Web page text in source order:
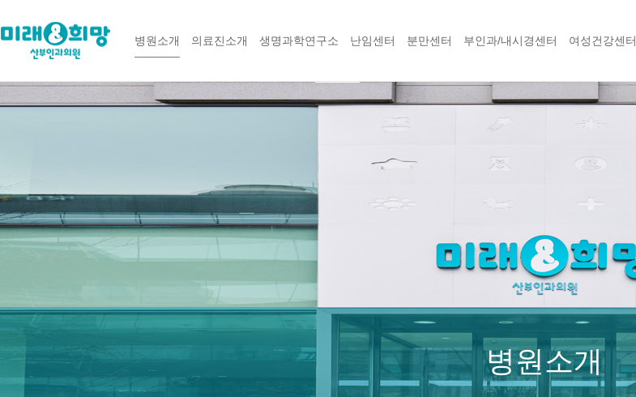
병원소개 의료진소개 생명과학연구소 난임센터 분만센터 부인과/내시경센터 여성건강센터
병원소개